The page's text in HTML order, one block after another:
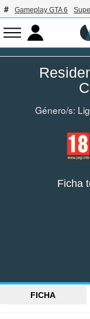
Gameplay GTA 6
Género/s:
Ficha
FICHA